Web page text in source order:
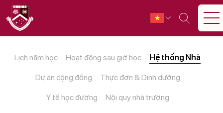
Lịch năm học Hoạt động sau giờ học Hệ thống Nhà
Dự án cộng đồng Thực đơn & Dinh dưỡng
Y tế học đường Nội quy nhà trường